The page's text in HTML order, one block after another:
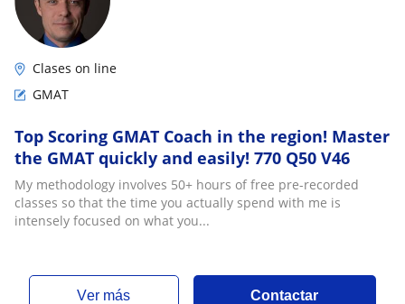
Clases on line
GMAT
Top Scoring GMAT Coach in the region! Master
the GMAT quickly and easily! 770 Q50 V46
My methodology involves 50+ hours of free pre-recorded
classes so that the time you actually spend with me is
intensely focused on what you...
ver más Contactar